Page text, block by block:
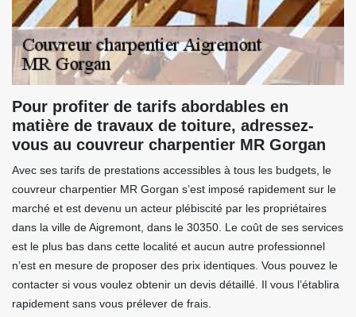
Pour profiter de tarifs abordables en
matière de travaux de toiture, adressez-
vous au couvreur charpentier MR Gorgan
Avec ses tarifs de prestations accessibles à tous les budgets, le
couvreur charpentier MR Gorgan s’est imposé rapidement sur le
marché et est devenu un acteur plébiscité par les propriétaires
dans la ville de Aigremont, dans le 30350. Le coût de ses services
est le plus bas dans cette localité et aucun autre professionnel
n’est en mesure de proposer des prix identiques. Vous pouvez le
contacter si vous voulez obtenir un devis détaillé. Il vous l’établira
rapidement sans vous prélever de frais.